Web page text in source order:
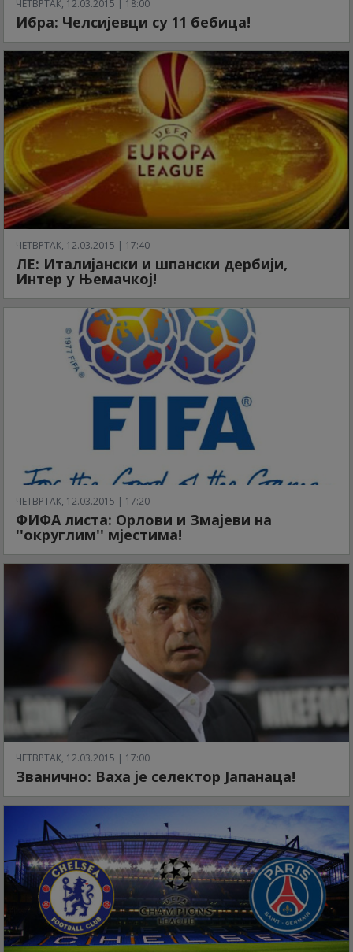
ЧЕТВРТАК, 12.03.2015 | 18:00
Ибра: Челсијевци су 11 бебица!
ЧЕТВРТАК, 12.03.2015 | 17:40
ЛЕ: Италијански и шпански дербији,
Интер у Њемачкој!
ЧЕТВРТАК, 12.03.2015 | 17:20
ФИФА листа: Орлови и Змајеви на
''округлим'' мјестима!
ЧЕТВРТАК, 12.03.2015 | 17:00
Званично: Ваха је селектор Јапанаца!